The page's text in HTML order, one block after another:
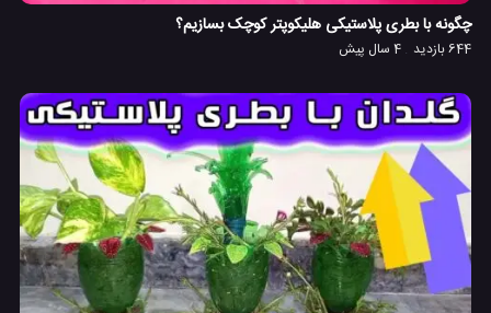
چگونه با بطری پلاستیکی هلیکوپتر کوچک بسازیم؟
644 بازدید 4 سال پیش